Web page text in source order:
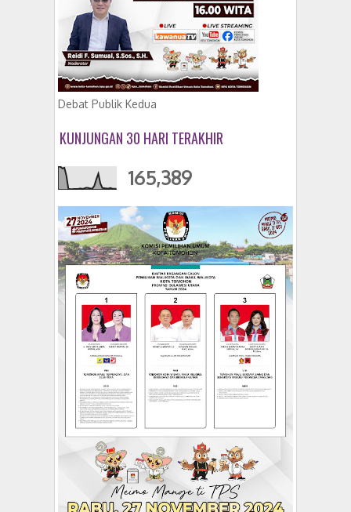
Debat Publik Kedua
KUNJUNGAN 30 HARI TERAKHIR
165,389